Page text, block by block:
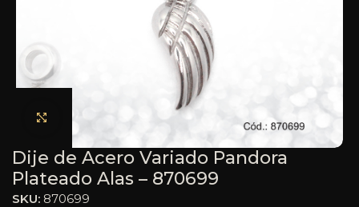
Haga clic para ampliar
Dije de Acero Variado Pandora
Plateado Alas – 870699
SKU: 870699